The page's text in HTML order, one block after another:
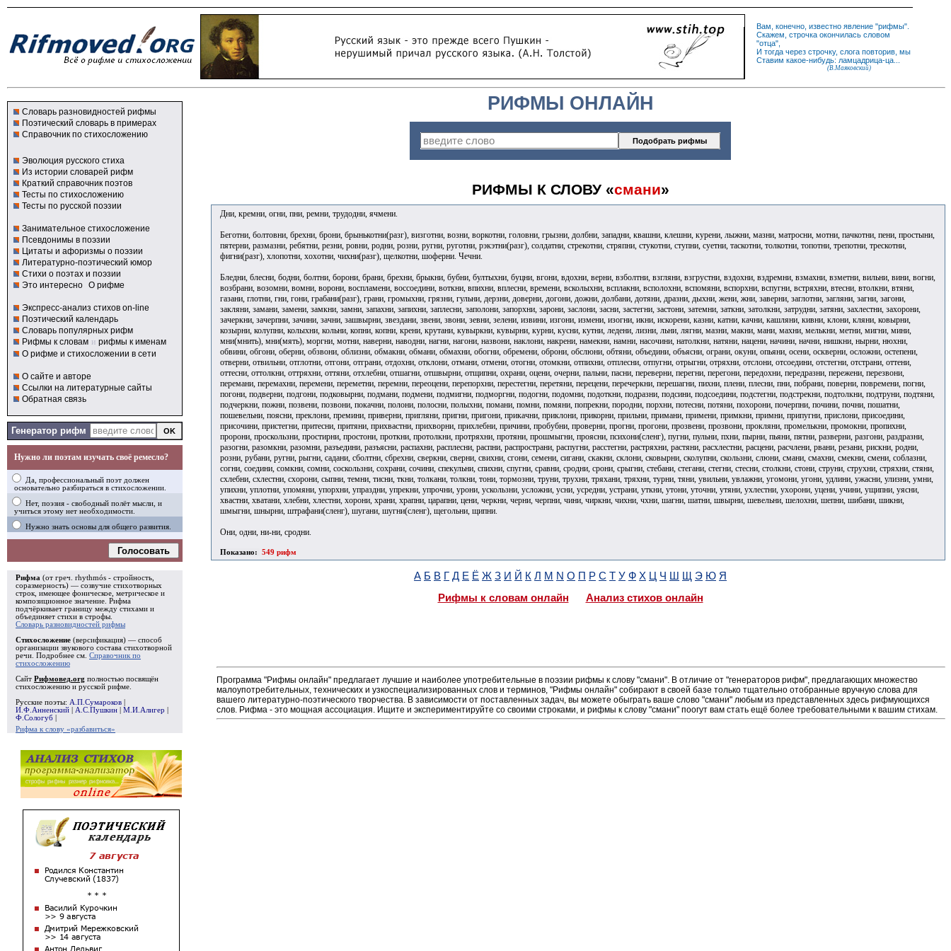
Вам, конечно, известно явление "рифмы".
Скажем, строчка окончилась словом
"отца",
И тогда через строчку, слога повторив, мы
Ставим какое-нибудь: ламцадрица-ца...
(В.Маяковский)
Словарь разновидностей рифмы
Поэтический словарь в примерах
Справочник по стихосложению
Эволюция русского стиха
Из истории словарей рифм
Краткий справочник поэтов
Тесты по стихосложению
Тесты по русской поэзии
Занимательное стихосложение
Псевдонимы в поэзии
Цитаты и афоризмы о поэзии
Литературно-поэтический юмор
Стихи о поэтах и поэзии
Это интересно О рифме
Экспресс-анализ стихов on-line
Поэтический календарь
Словарь популярных рифм
Рифмы к словам и рифмы к именам
О рифме и стихосложении в сети
О сайте и авторе
Ссылки на литературные сайты
Обратная связь
Генератор рифм
Нужно ли поэтам изучать своё ремесло?
Да, профессиональный поэт должен
основательно разбираться в стихосложении.
Нет, поэзия - свободный полёт мысли, и
учиться этому нет необходимости.
Нужно знать основы для общего развития.
Голосовать
Рифма (от греч. rhythmós - стройность,
соразмерность) — созвучие стихотворных
строк, имеющее фоническое, метрическое и
композиционное значение. Рифма
подчёркивает границу между стихами и
объединяет стихи в строфы
Словарь разновидностей рифмы
Стихосложение (версификация) — способ
организации звукового состава стихотворной
речи. Подробнее см. Справочник по
стихосложению
Сайт Рифмовед.org полностью посвящён
стихосложению и русской рифме.
Русские поэты: А.П.Сумароков
И.Ф.Анненский
А.С.Пушкин М.И.Алигер
Ф.Сологуб
Рифма к слову «разбавиться»
РИФМЫ ОНЛАЙН
РИФМЫ К СЛОВУ «смани»
Дни, кремни, огни, пни, ремни, трудодни, ячмени.
Беготни, болтовни, брехни, брони, брынькотни(разг), визготни, возни, воркотни, головни, грызни, долбни, западни, квашни, клешни, курени, лыжни, мазни, матросни, мотни, пачкотни, пени, простыни,
пятерни, размазни, ребятни, резни, ровни, родни, розни, ругни, руготни, рэкэтни(разг), солдатни, стрекотни, стряпни, стукотни, ступни, суетни, таскотни, толкотни, топотни, трепотни, трескотни,
фигни(разг), хлопотни, хохотни, чихни(разг), щелкотни, шоферни. Чечни.
Бледни, блесни, бодни, болтни, борони, брани, брехни, брыкни, бубни, бултыхни, буцни, вгони, вдохни, верни, взболтни, взгляни, взгрустни, вздохни, вздремни, взмахни, взметни, вильни, вини, вогни,
возбрани, возомни, вомни, ворони, воспламени, воссоедини, воткни, впихни, вплесни, времени, всколыхни, всплакни, всполохни, вспомяни, вспорхни, вспугни, встряхни, втесни, втолкни, втяни,
газани, глотни, гни, гони, грабани(разг), грани, громыхни, грязни, гульни, дерзни, доверни, догони, дожни, долбани, дотяни, дразни, дыхни, жени, жни, заверни, заглотни, загляни, загни, загони,
закляни, замани, замени, замкни, замни, запахни, запихни, заплесни, заполони, запорхни, зарони, заслони, засни, застегни, застони, затемни, заткни, затолкни, затрудни, затяни, захлестни, захорони,
зачеркни, зачерпни, зачини, зачни, зашвырни, звездани, звени, звони, зевни, зелени, извини, изгони, измени, изогни, икни, искорени, казни, катни, качни, кашляни, кивни, клони, кляни, ковырни,
козырни, колупни, колыхни, кольни, копни, копни, крени, крутани, кувыркни, кувырни, курни, кусни, кутни, ледени, лизни, льни, лягни, мазни, макни, мани, махни, мелькни, метни, мигни, мини,
мни(мнить), мни(мять), моргни, мотни, наверни, наводни, нагни, нагони, назвони, наклони, накрени, намекни, намни, насочини, натолкни, натяни, нацени, начини, начни, нишкни, нырни, нюхни,
обвини, обгони, оберни, обзвони, облизни, обмакни, обмани, обмахни, обогни, обремени, оброни, обслюни, обтяни, объедини, объясни, ограни, окуни, опьяни, осени, оскверни, осложни, остепени,
отверни, отвильни, отглотни, отгони, отграни, отдохни, отклони, отмани, отмени, отогни, отомкни, отпихни, отплесни, отпугни, отрыгни, отряхни, отслони, отсоедини, отстегни, отстрани, оттени,
оттесни, оттолкни, оттряхни, оттяни, отхлебни, отшагни, отшвырни, отщипни, охрани, оцени, очерни, пальни, пасни, переверни, перегни, перегони, передохни, передразни, пережени, перезвони,
перемани, перемахни, перемени, переметни, перемни, переоцени, перепорхни, перестегни, перетяни, перецени, перечеркни, перешагни, пихни, плени, плесни, пни, побрани, поверни, повремени, погни,
погони, подверни, подгони, подковырни, подмани, подмени, подмигни, подморгни, подогни, подомни, подоткни, подразни, подсини, подсоедини, подстегни, подстрекни, подтолкни, подтруни, подтяни,
подчеркни, пожни, позвени, позвони, покачни, полони, полосни, полыхни, помани, помни, помяни, попрекни, породни, порхни, потесни, потяни, похорони, почерпни, почини, почни, пошатни,
пошевельни, поясни, преклони, премини, приверни, пригляни, пригни, пригони, прикачни, приклони, прикорни, прильни, примани, примени, примкни, примни, припугни, прислони, присоедини,
присочини, пристегни, притесни, притяни, прихвастни, прихворни, прихлебни, причини, пробубни, проверни, прогни, прогони, прозвени, прозвони, прокляни, промелькни, промокни, пропихни,
пророни, проскользни, простирни, простони, проткни, протолкни, протряхни, протяни, прошмыгни, проясни, психони(сленг), пугни, пульни, пхни, пырни, пьяни, пятни, разверни, разгони, раздразни,
разогни, разомкни, разомни, разъедини, разъясни, распахни, расплесни, распни, распространи, распугни, расстегни, растряхни, растяни, расхлестни, расцени, расчлени, рвани, резани, рискни, родни,
розни, рубани, ругни, рыгни, садани, сболтни, сбрехни, сверкни, сверни, свихни, сгони, семени, сигани, скакни, склони, сковырни, сколупни, скользни, слюни, смани, смахни, смекни, смени, соблазни,
согни, соедини, сомкни, сомни, соскользни, сохрани, сочини, спекульни, спихни, спугни, сравни, сродни, срони, срыгни, стебани, стегани, стегни, стесни, столкни, стони, струни, струхни, стряхни, стяни,
схлебни, схлестни, схорони, сыпни, темни, тисни, ткни, толкани, толкни, тони, тормозни, труни, трухни, тряхани, тряхни, турни, тяни, увильни, увлажни, угомони, угони, удлини, ужасни, улизни, умни,
упихни, уплотни, упомяни, упорхни, упраздни, упрекни, упрочни, урони, ускользни, усложни, усни, усредни, устрани, уткни, утони, уточни, утяни, ухлестни, ухорони, уцени, учини, ущипни, уясни,
хвастни, хватани, хлебни, хлестни, хорони, храни, храпни, царапни, цени, черкни, черни, черпни, чини, чиркни, чихни, чхни, шагни, шатни, швырни, шевельни, шелохни, шепни, шибани, шикни,
шмыгни, шнырни, штрафани(сленг), шугани, шугни(сленг), щегольни, щипни.
Они, одни, ни-ни, сродни.
Показано: 549 рифм
А Б В Г Д Е Ё Ж З И Й К Л М N О П Р С Т У Ф Х Ц Ч Ш Щ Э Ю Я
Рифмы к словам онлайн
Анализ стихов онлайн
Программа "Рифмы онлайн" предлагает лучшие и наиболее употребительные в поэзии рифмы к слову "смани". В отличие от "генераторов рифм", предлагающих множество
малоупотребительных, технических и узкоспециализированных слов и терминов, "Рифмы онлайн" собирают в своей базе только тщательно отобранные вручную слова для
вашего литературно-поэтического творчества. В зависимости от поставленных задач, вы можете обыграть ваше слово "смани" любым из представленных здесь рифмующихся
слов. Рифма - это мощная ассоциация. Ищите и экспериментируйте со своими строками, и рифмы к слову "смани" поогут вам стать ещё более требовательными к вашим стихам.